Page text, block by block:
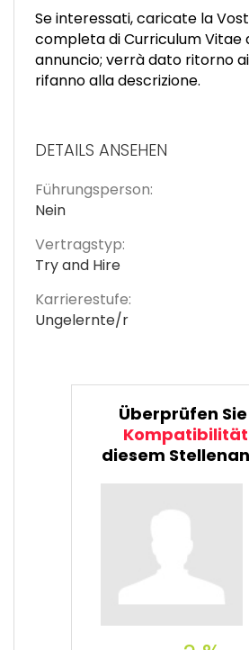
Se interessati, caricate la
completa di Curriculum Vitae
annuncio; verrà dato ritorno
rifanno alla descrizione.
DETAILS ANSEHEN
Führungsperson:
Nein
Vertragstyp:
Try and Hire
Karrierestufe:
Ungelernte/r
Überprüfen
Kompatibilität
diesem